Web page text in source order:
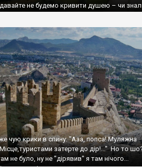
не будемо кривити душею – чи
чую крики в спину: "Ааа, попса! Муляжна
затерте до дір!..." Но то
не було, ну не "дірявив" я там нічого...